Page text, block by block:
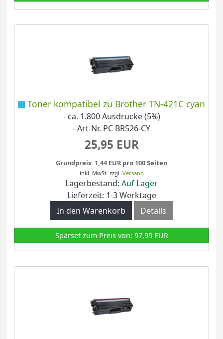
Toner kompatibel zu Brother TN-421C cyan
- ca. 1.800 Ausdrucke (5%)
- Art-Nr. PC BR526-CY
25,95 EUR
Grundpreis: 1,44 EUR pro 100 Seiten
inkl. MwSt. zzgl. Versand
Lagerbestand: Auf Lager
Lieferzeit: 1-3 Werktage
In den Warenkorb
Details
Sparset zum Preis von: 97,95 EUR